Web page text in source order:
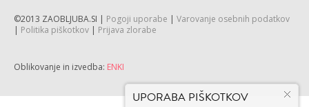
UPORABA PIŠKOTKOV
DODAJ
©2013 ZAOBLJUBA.SI | Pogoji uporabe | Varovanje osebnih podatkov
| Politika piškotkov | Prijava zlorabe
Oblikovanje in izvedba: ENKI